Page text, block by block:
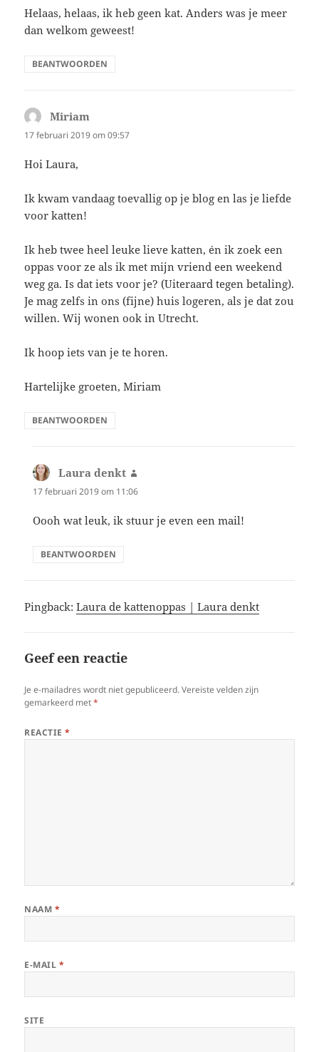
Helaas, helaas, ik heb geen kat. Anders was je meer
dan welkom geweest!
BEANTWOORDEN
Miriam
17 februari 2019 om 09:57
Hoi Laura,
Ik kwam vandaag toevallig op je blog en las je liefde
voor katten!
Ik heb twee heel leuke lieve katten, én ik zoek een
oppas voor ze als ik met mijn vriend een weekend
weg ga. Is dat iets voor je? (Uiteraard tegen betaling).
Je mag zelfs in ons (fijne) huis logeren, als je dat zou
willen. Wij wonen ook in Utrecht.
Ik hoop iets van je te horen.
Hartelijke groeten, Miriam
BEANTWOORDEN
Laura denkt
17 februari 2019 om 11:06
Oooh wat leuk, ik stuur je even een mail!
BEANTWOORDEN
Pingback:Laura de kattenoppas | Laura denkt
Geef een reactie
Je e-mailadres wordt niet gepubliceerd. Vereiste velden zijn
gemarkeerd met*
REACTIE*
NAAM *
E-MAIL *
SITE